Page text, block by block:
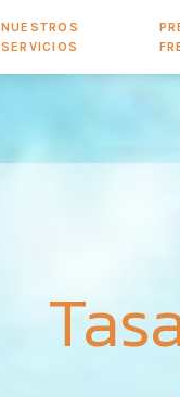
NUESTROS
SERVICIOS